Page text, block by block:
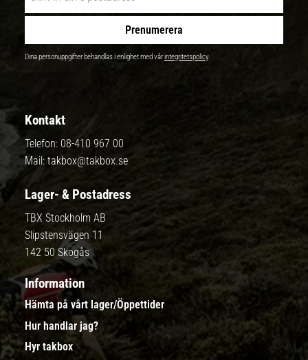
Prenumerera
Dina personuppgifter behandlas i enlighet med vårintegritetspolicy.
Kontakt
Telefon: 08-410 967 00
Mail: takbox@takbox.se
Lager- & Postadress
TBX Stockholm AB
Slipstensvägen 11
142 50 Skogås
Information
Hämta på vårt lager/Öppettider
Hur handlar jag?
Hyr takbox